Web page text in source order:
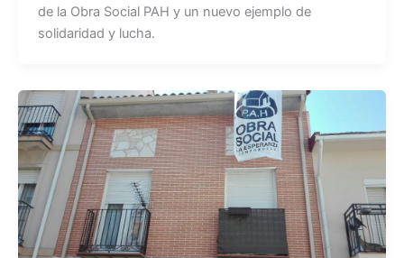
de la Obra Social PAH y un nuevo ejemplo de
solidaridad y lucha.